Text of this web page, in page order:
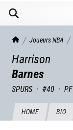
TrashTalk Actu NBA
Joueurs NBA
Harrison
Barnes
SPURS · #40 · PF
HOME BIO